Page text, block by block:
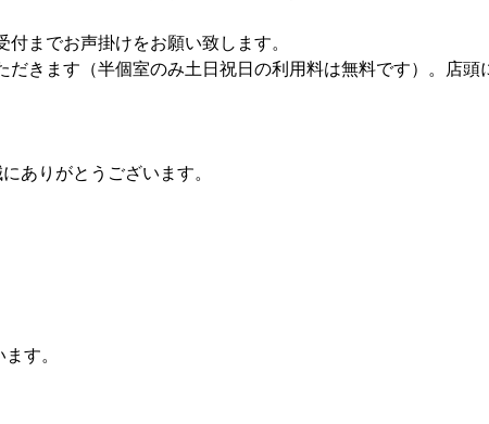
までお声掛けをお願い致します。
きます（半個室のみ土日祝日の利用料は無料です）。店頭
ありがとうございます。
す。